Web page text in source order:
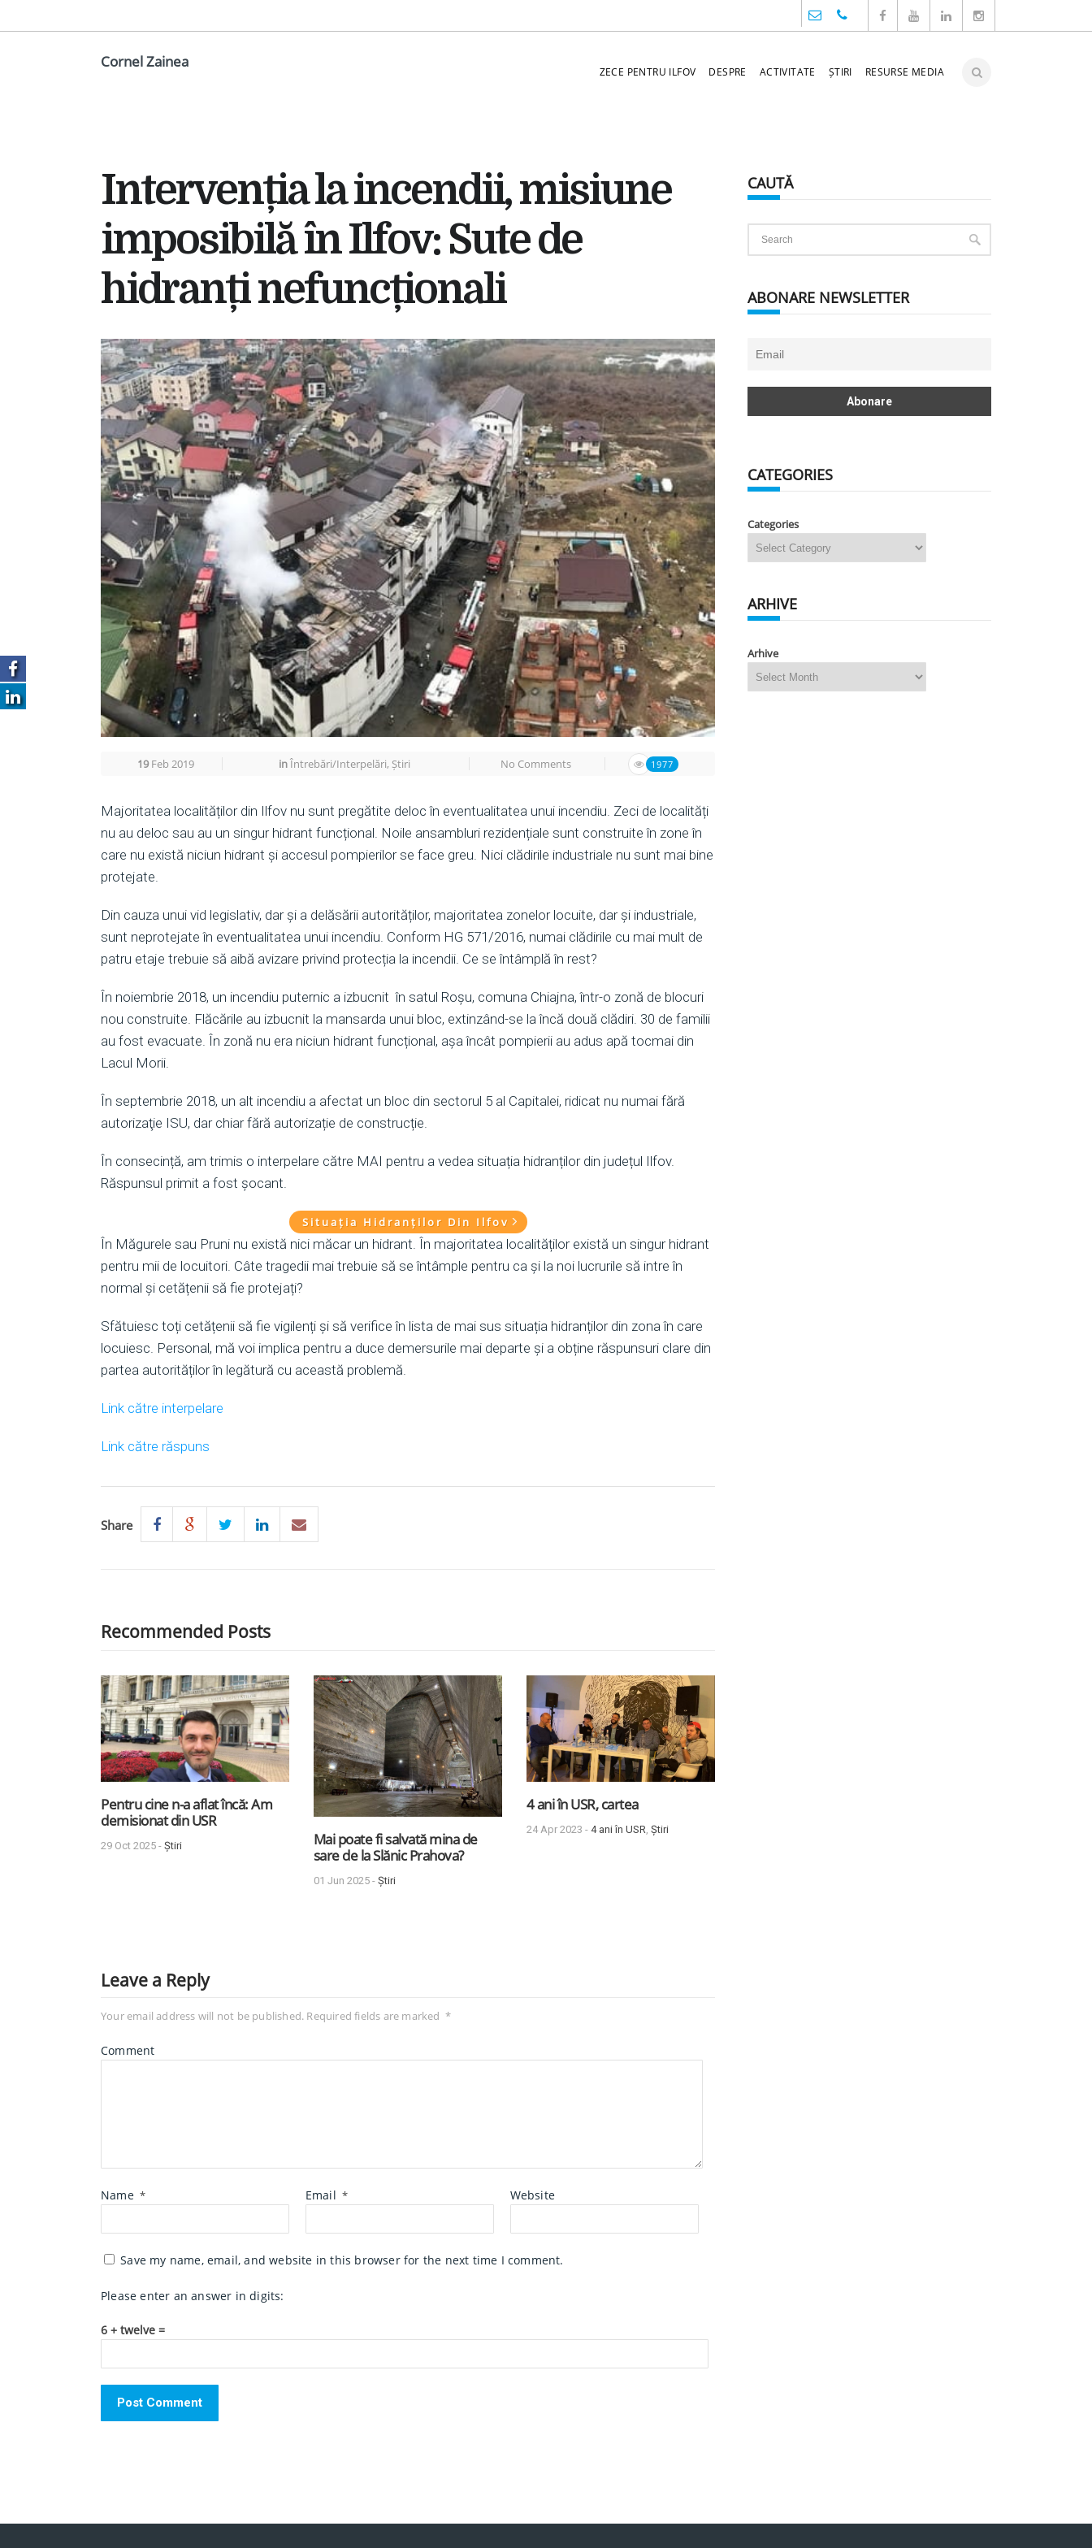
Cornel Zainea
ZECE PENTRU ILFOV DESPRE ACTIVITATE ȘTIRI RESURSE MEDIA
Intervenția la incendii, misiune
imposibilă în Ilfov: Sute de
hidranți nefuncționali
19Feb 2019 inÎntrebări/Interpelări, Știri No Comments 1977
Majoritatea localităților din Ilfov nu sunt pregătite deloc în eventualitatea unui incendiu. Zeci de localități
nu au deloc sau au un singur hidrant funcțional. Noile ansambluri rezidențiale sunt construite în zone în
care nu există niciun hidrant și accesul pompierilor se face greu. Nici clădirile industriale nu sunt mai bine
protejate.
Din cauza unui vid legislativ, dar și a delăsării autorităților, majoritatea zonelor locuite, dar și industriale,
sunt neprotejate în eventualitatea unui incendiu. Conform HG 571/2016, numai clădirile cu mai mult de
patru etaje trebuie să aibă avizare privind protecția la incendii. Ce se întâmplă în rest?
În noiembrie 2018, un incendiu puternic a izbucnit în satul Roșu, comuna Chiajna, într-o zonă de blocuri
nou construite. Flăcările au izbucnit la mansarda unui bloc, extinzând-se la încă două clădiri. 30 de familii
au fost evacuate. În zonă nu era niciun hidrant funcțional, așa încât pompierii au adus apă tocmai din
Lacul Morii.
În septembrie 2018, un alt incendiu a afectat un bloc din sectorul 5 al Capitalei, ridicat nu numai fără
autorizaţie ISU, dar chiar fără autorizație de construcție.
În consecință, am trimis o interpelare către MAI pentru a vedea situația hidranților din județul Ilfov.
Răspunsul primit a fost șocant.
Situația Hidranților Din Ilfov
În Măgurele sau Pruni nu există nici măcar un hidrant. În majoritatea localităților există un singur hidrant
pentru mii de locuitori. Câte tragedii mai trebuie să se întâmple pentru ca și la noi lucrurile să intre în
normal și cetățenii să fie protejați?
Sfătuiesc toți cetățenii să fie vigilenți și să verifice în lista de mai sus situația hidranților din zona în care
locuiesc. Personal, mă voi implica pentru a duce demersurile mai departe și a obține răspunsuri clare din
partea autorităților în legătură cu această problemă.
Link către interpelare
Link către răspuns
Share
Recommended Posts
Pentru cine n-a aflat încă: Am
demisionat din USR
29 Oct 2025 - Știri
Mai poate fi salvată mina de
sare de la Slănic Prahova?
01 Jun 2025 - Știri
4 ani în USR, cartea
24 Apr 2023 - 4 ani în USR Știri
Leave a Reply
Your email address will not be published. Required fields are marked *
Comment
Name * Email * Website
Save my name, email, and website in this browser for the next time I comment.
Please enter an answer in digits:
6 + twelve =
CAUTĂ
ABONARE NEWSLETTER
CATEGORIES
Categories
ARHIVE
Arhive